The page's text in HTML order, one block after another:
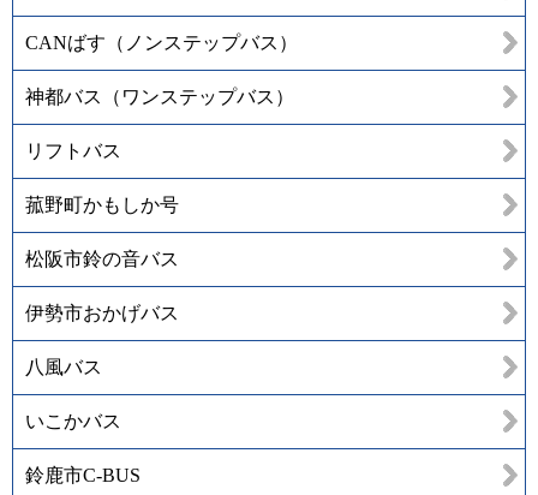
CANばす（ノンステップバス）
神都バス（ワンステップバス）
リフトバス
菰野町かもしか号
松阪市鈴の音バス
伊勢市おかげバス
八風バス
いこかバス
鈴鹿市C-BUS